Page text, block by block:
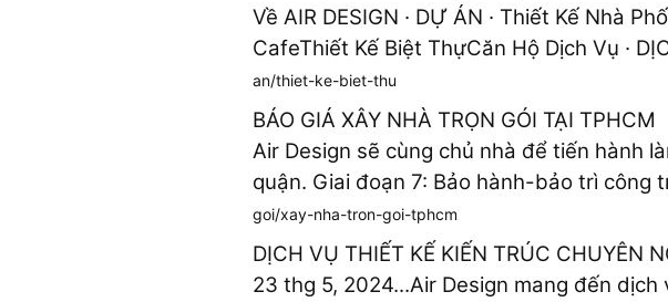
Về AIR DESIGN · DỰ ÁN · Thiết Kế Nhà
CafeThiết Kế Biệt ThựCăn Hộ Dịch Vụ ·
an/thiet-ke-biet-thu
BÁO GIÁ XÂY NHÀ TRỌN GÓI TẠI TPHCM
Air Design sẽ cùng chủ nhà để tiến hành
quận. Giai đoạn 7: Bảo hành-bảo trì công
goi/xay-nha-tron-goi-tphcm
DỊCH VỤ THIẾT KẾ KIẾN TRÚC CHUYÊN
23 thg 5, 2024...Air Design mang đến